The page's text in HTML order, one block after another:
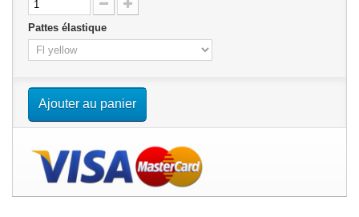
Pattes élastique
Ajouter au panier